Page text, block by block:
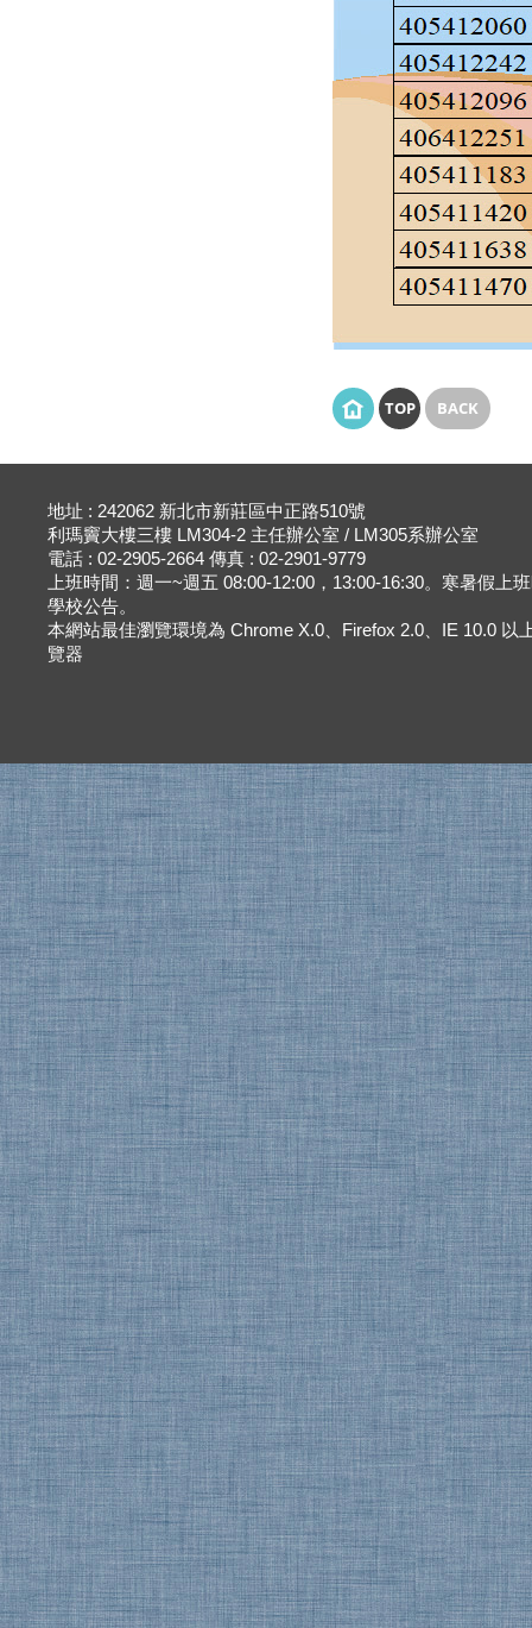
TOP BACK
地址 : 242062 新北市新莊區中正路510號
利瑪竇大樓三樓 LM304-2 主任辦公室 / LM305系辦公室
電話 : 02-2905-2664 傳真 : 02-2901-9779
上班時間：週一~週五 08:00-12:00，13:00-16:30。寒暑假上
學校公告。
本網站最佳瀏覽環境為 Chrome X.0、Firefox 2.0、IE 10.0 以
覽器